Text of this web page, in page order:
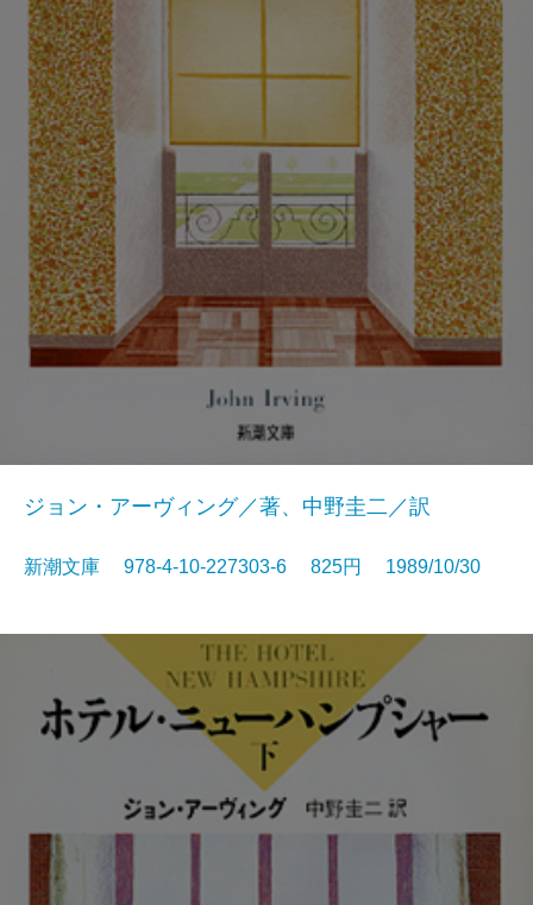
ジョン・アーヴィング／著、中野圭二／訳
新潮文庫 978-4-10-227303-6 825円 1989/10/30